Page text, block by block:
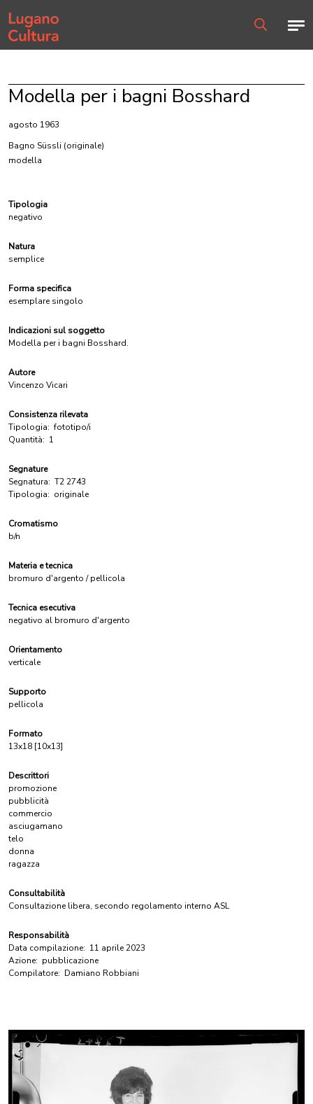
Home page
Modella per i bagni Bosshard
agosto 1963
Bagno Süssli (originale)
modella
Tipologia
negativo
Natura
semplice
Forma specifica
esemplare singolo
Indicazioni sul soggetto
Modella per i bagni Bosshard.
Autore
Vincenzo Vicari
Consistenza rilevata
Tipologia: fototipo/i
Quantità: 1
Segnature
Segnatura: T2 2743
Tipologia: originale
Cromatismo
b/n
Materia e tecnica
bromuro d'argento / pellicola
Tecnica esecutiva
negativo al bromuro d'argento
Orientamento
verticale
Supporto
pellicola
Formato
13x18 [10x13]
Descrittori
promozione
pubblicità
commercio
asciugamano
telo
donna
ragazza
Consultabilità
Consultazione libera, secondo regolamento interno ASL
Responsabilità
Data compilazione: 11 aprile 2023
Azione: pubblicazione
Compilatore: Damiano Robbiani